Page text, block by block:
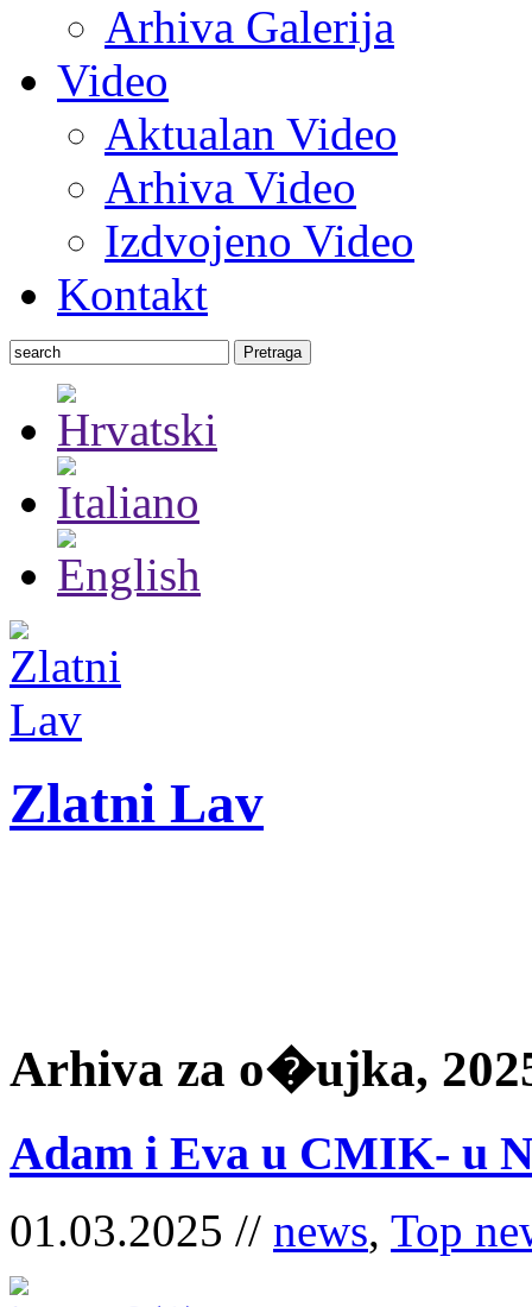
Arhiva Galerija
Video
Aktualan Video
Arhiva Video
Izdvojeno Video
Kontakt
Pretraga
Zlatni Lav
Arhiva za o�ujka,
Adam i Eva u CMIK- u
01.03.2025 // news, Top